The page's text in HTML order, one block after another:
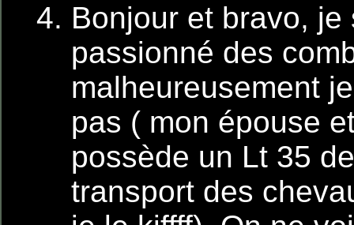
Bonjour et bravo, je
passionné des
malheureusement
pas ( mon épouse
possède un Lt 35
transport des